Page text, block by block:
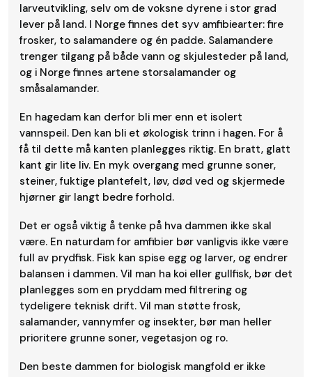
larveutvikling, selv om de voksne dyrene i stor grad
lever på land. I Norge finnes det syv amfibiearter: fire
frosker, to salamandere og én padde. Salamandere
trenger tilgang på både vann og skjulesteder på land,
og i Norge finnes artene storsalamander og
småsalamander.
En hagedam kan derfor bli mer enn et isolert
vannspeil. Den kan bli et økologisk trinn i hagen. For å
få til dette må kanten planlegges riktig. En bratt, glatt
kant gir lite liv. En myk overgang med grunne soner,
steiner, fuktige plantefelt, løv, død ved og skjermede
hjørner gir langt bedre forhold.
Det er også viktig å tenke på hva dammen ikke skal
være. En naturdam for amfibier bør vanligvis ikke være
full av prydfisk. Fisk kan spise egg og larver, og endrer
balansen i dammen. Vil man ha koi eller gullfisk, bør det
planlegges som en pryddam med filtrering og
tydeligere teknisk drift. Vil man støtte frosk,
salamander, vannymfer og insekter, bør man heller
prioritere grunne soner, vegetasjon og ro.
Den beste dammen for biologisk mangfold er ikke